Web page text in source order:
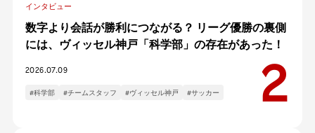
インタビュー
数字より会話が勝利につながる？ リーグ優勝の裏側
には、ヴィッセル神戸「科学部」の存在があった！
2026.07.09
#科学部 #チームスタッフ #ヴィッセル神戸 #サッカー